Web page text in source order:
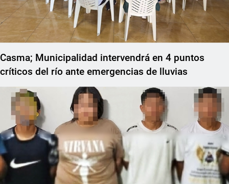
Casma; Municipalidad intervendrá en 4 puntos
críticos del río ante emergencias de lluvias